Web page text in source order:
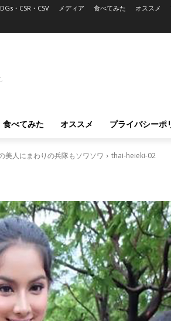
・CSR・CSV メディア 食べてみた オススメ
食べてみた オススメ プライバシーポ
美人にまわりの兵隊もソワソワ thai-heieki-02